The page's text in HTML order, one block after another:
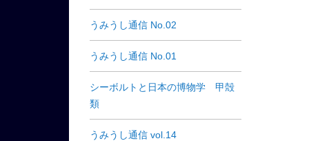
うみうし通信 No.02
うみうし通信 No.01
シーボルトと日本の博物学 甲殻
類
うみうし通信 vol.14